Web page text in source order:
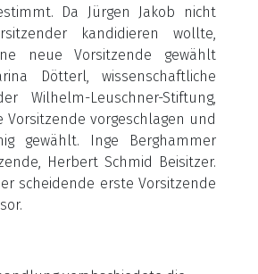
Da Jürgen Jakob nicht
kandidieren wollte,
neue Vorsitzende gewählt
Dötterl, wissenschaftliche
Wilhelm-Leuschner-Stiftung,
Vorsitzende vorgeschlagen und
gewählt. Inge Berghammer
Herbert Schmid Beisitzer.
scheidende erste Vorsitzende